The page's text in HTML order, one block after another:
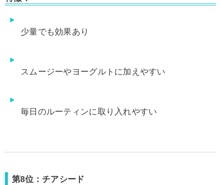
少量でも効果あり
スムージーやヨーグルトに加えやすい
毎日のルーティンに取り入れやすい
第8位：チアシード